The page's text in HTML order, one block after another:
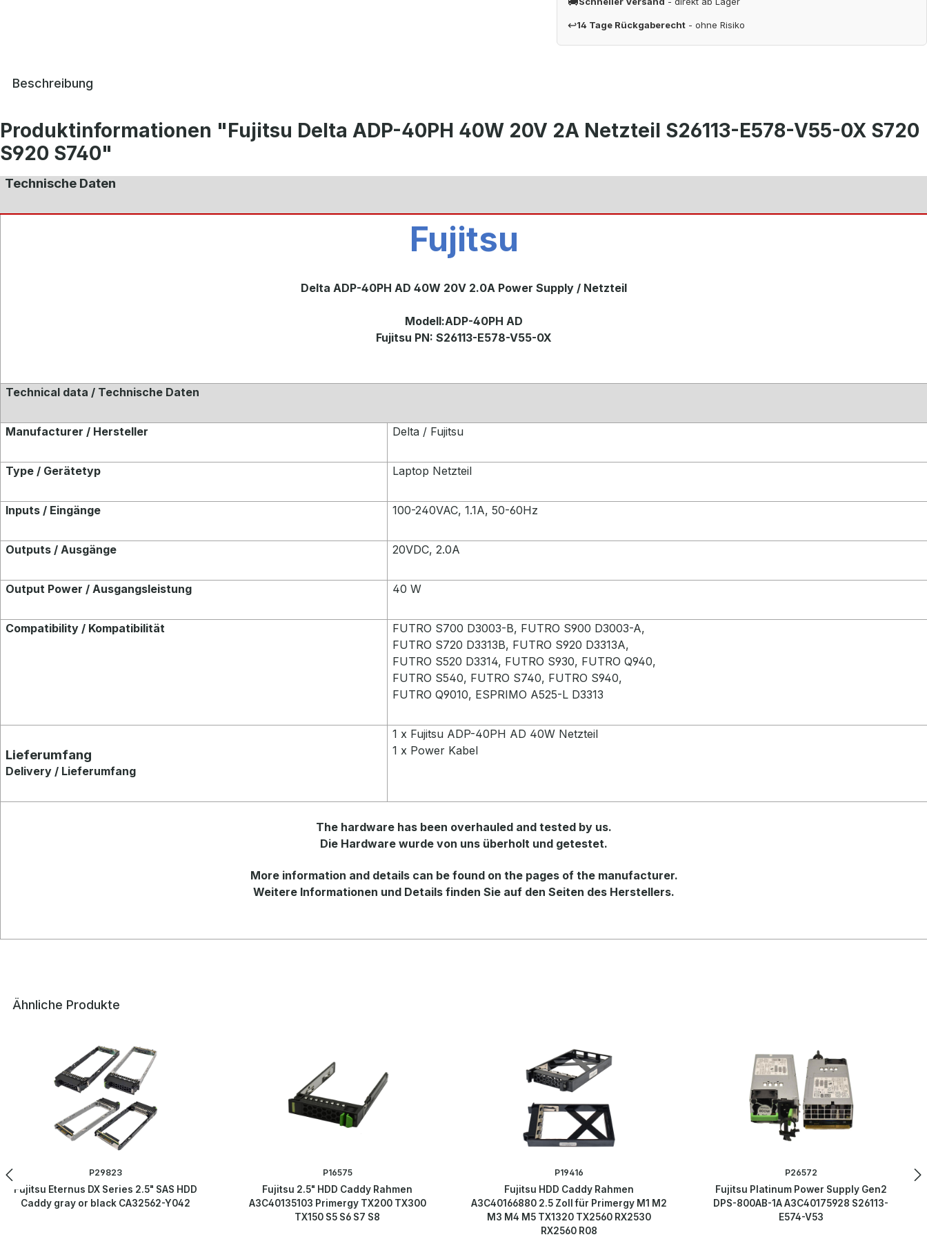
↩14 Tage Rückgaberecht - ohne Risiko
Beschreibung
Produktinformationen "Fujitsu Delta ADP-40PH 40W 20V 2A Netzteil S26113-E578-V55-0X S720
S920 S740"
Technische Daten
Fujitsu
Delta ADP-40PH AD 40W 20V 2.0A Power Supply / Netzteil
Modell:ADP-40PH AD
Fujitsu PN: S26113-E578-V55-0X
Technical data / Technische Daten
Manufacturer / Hersteller Delta / Fujitsu
Type / Gerätetyp Laptop Netzteil
Inputs / Eingänge 100-240VAC, 1.1A, 50-60Hz
Outputs / Ausgänge 20VDC, 2.0A
Output Power / Ausgangsleistung 40 W
Compatibility / Kompatibilität
FUTRO S700 D3003-B, FUTRO S900 D3003-A,
FUTRO S720 D3313B, FUTRO S920 D3313A,
FUTRO S520 D3314, FUTRO S930, FUTRO Q940,
FUTRO S540, FUTRO S740, FUTRO S940,
FUTRO Q9010, ESPRIMO A525-L D3313
Lieferumfang
Delivery / Lieferumfang
1 x Fujitsu ADP-40PH AD 40W Netzteil
1 x Power Kabel
The hardware has been overhauled and tested by us.
Die Hardware wurde von uns überholt und getestet.
Moreinformation and details can be found on the pages of the manufacturer.
Weitere Informationen und Details finden Sie auf den Seiten des Herstellers.
Ähnliche Produkte
P29823
Fujitsu Eternus DX Series 2.5" SAS HDD
Caddy gray or black CA32562-Y042
P16575
Fujitsu 2.5" HDD Caddy Rahmen
A3C40135103 Primergy TX200 TX300
TX150 S5 S6 S7 S8
P19416
Fujitsu HDD Caddy Rahmen
A3C40166880 2.5 Zoll für Primergy M1 M2
M3 M4 M5 TX1320 TX2560 RX2530
RX2560 R08
P26572
Fujitsu Platinum Power Supply Gen2
DPS-800AB-1A A3C40175928 S26113-
E574-V53